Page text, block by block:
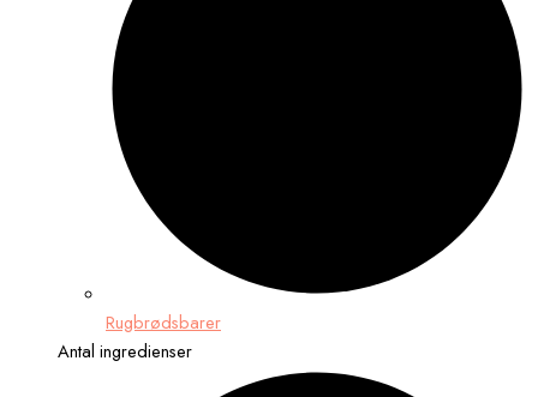
Rugbrødsbarer
Antal ingredienser